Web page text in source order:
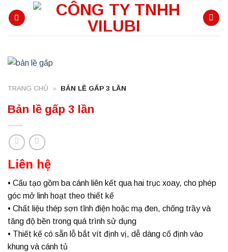
TRANG CHỦ » BẢN LỀ GẤP 3 LẦN
Bản lề gấp 3 lần
Liên hệ
• Cấu tạo gồm ba cánh liên kết qua hai trục xoay, cho phép
góc mở linh hoạt theo thiết kế
• Chất liệu thép sơn tĩnh điện hoặc mạ đen, chống trầy và
tăng độ bền trong quá trình sử dụng
• Thiết kế có sẵn lỗ bắt vít định vị, dễ dàng cố định vào
khung và cánh tủ